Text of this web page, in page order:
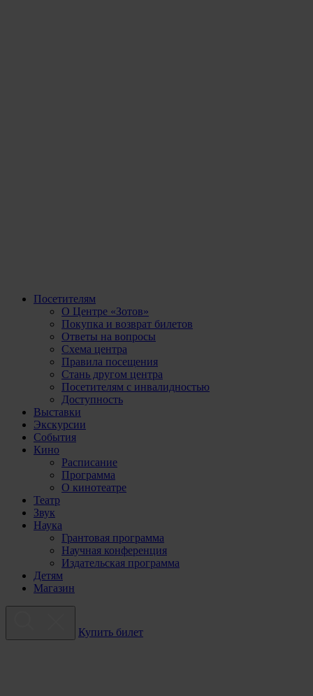
Посетителям
О Центре «Зотов»
Покупка и возврат билетов
Ответы на вопросы
Схема центра
Правила посещения
Стань другом центра
Посетителям с инвалидностью
Доступность
Выставки
Экскурсии
События
Кино
Расписание
Программа
О кинотеатре
Театр
Звук
Наука
Грантовая программа
Научная конференция
Издательская программа
Детям
Магазин
Купить билет